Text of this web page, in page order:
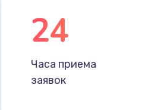
24
Часа приема
заявок